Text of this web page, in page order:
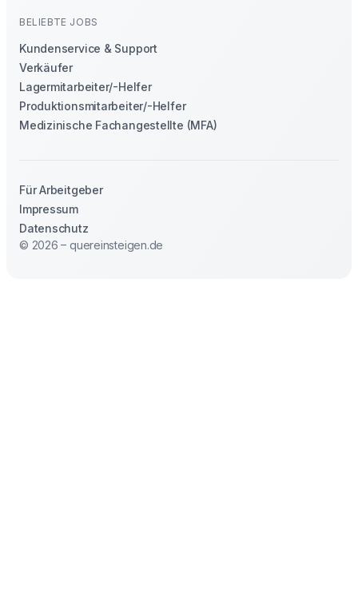
BELIEBTE JOBS
Kundenservice & Support
Verkäufer
Lagermitarbeiter/-Helfer
Produktionsmitarbeiter/-Helfer
Medizinische Fachangestellte (MFA)
© 2026 – quereinsteigen.de
Für Arbeitgeber
Impressum
Datenschutz